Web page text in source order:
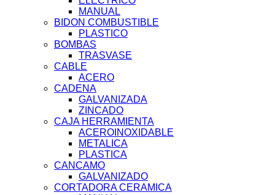
MANUAL
BIDON COMBUSTIBLE
PLASTICO
BOMBAS
TRASVASE
CABLE
ACERO
CADENA
GALVANIZADA
ZINCADO
CAJA HERRAMIENTA
ACEROINOXIDABLE
METALICA
PLASTICA
CANCAMO
GALVANIZADO
CORTADORA CERAMICA